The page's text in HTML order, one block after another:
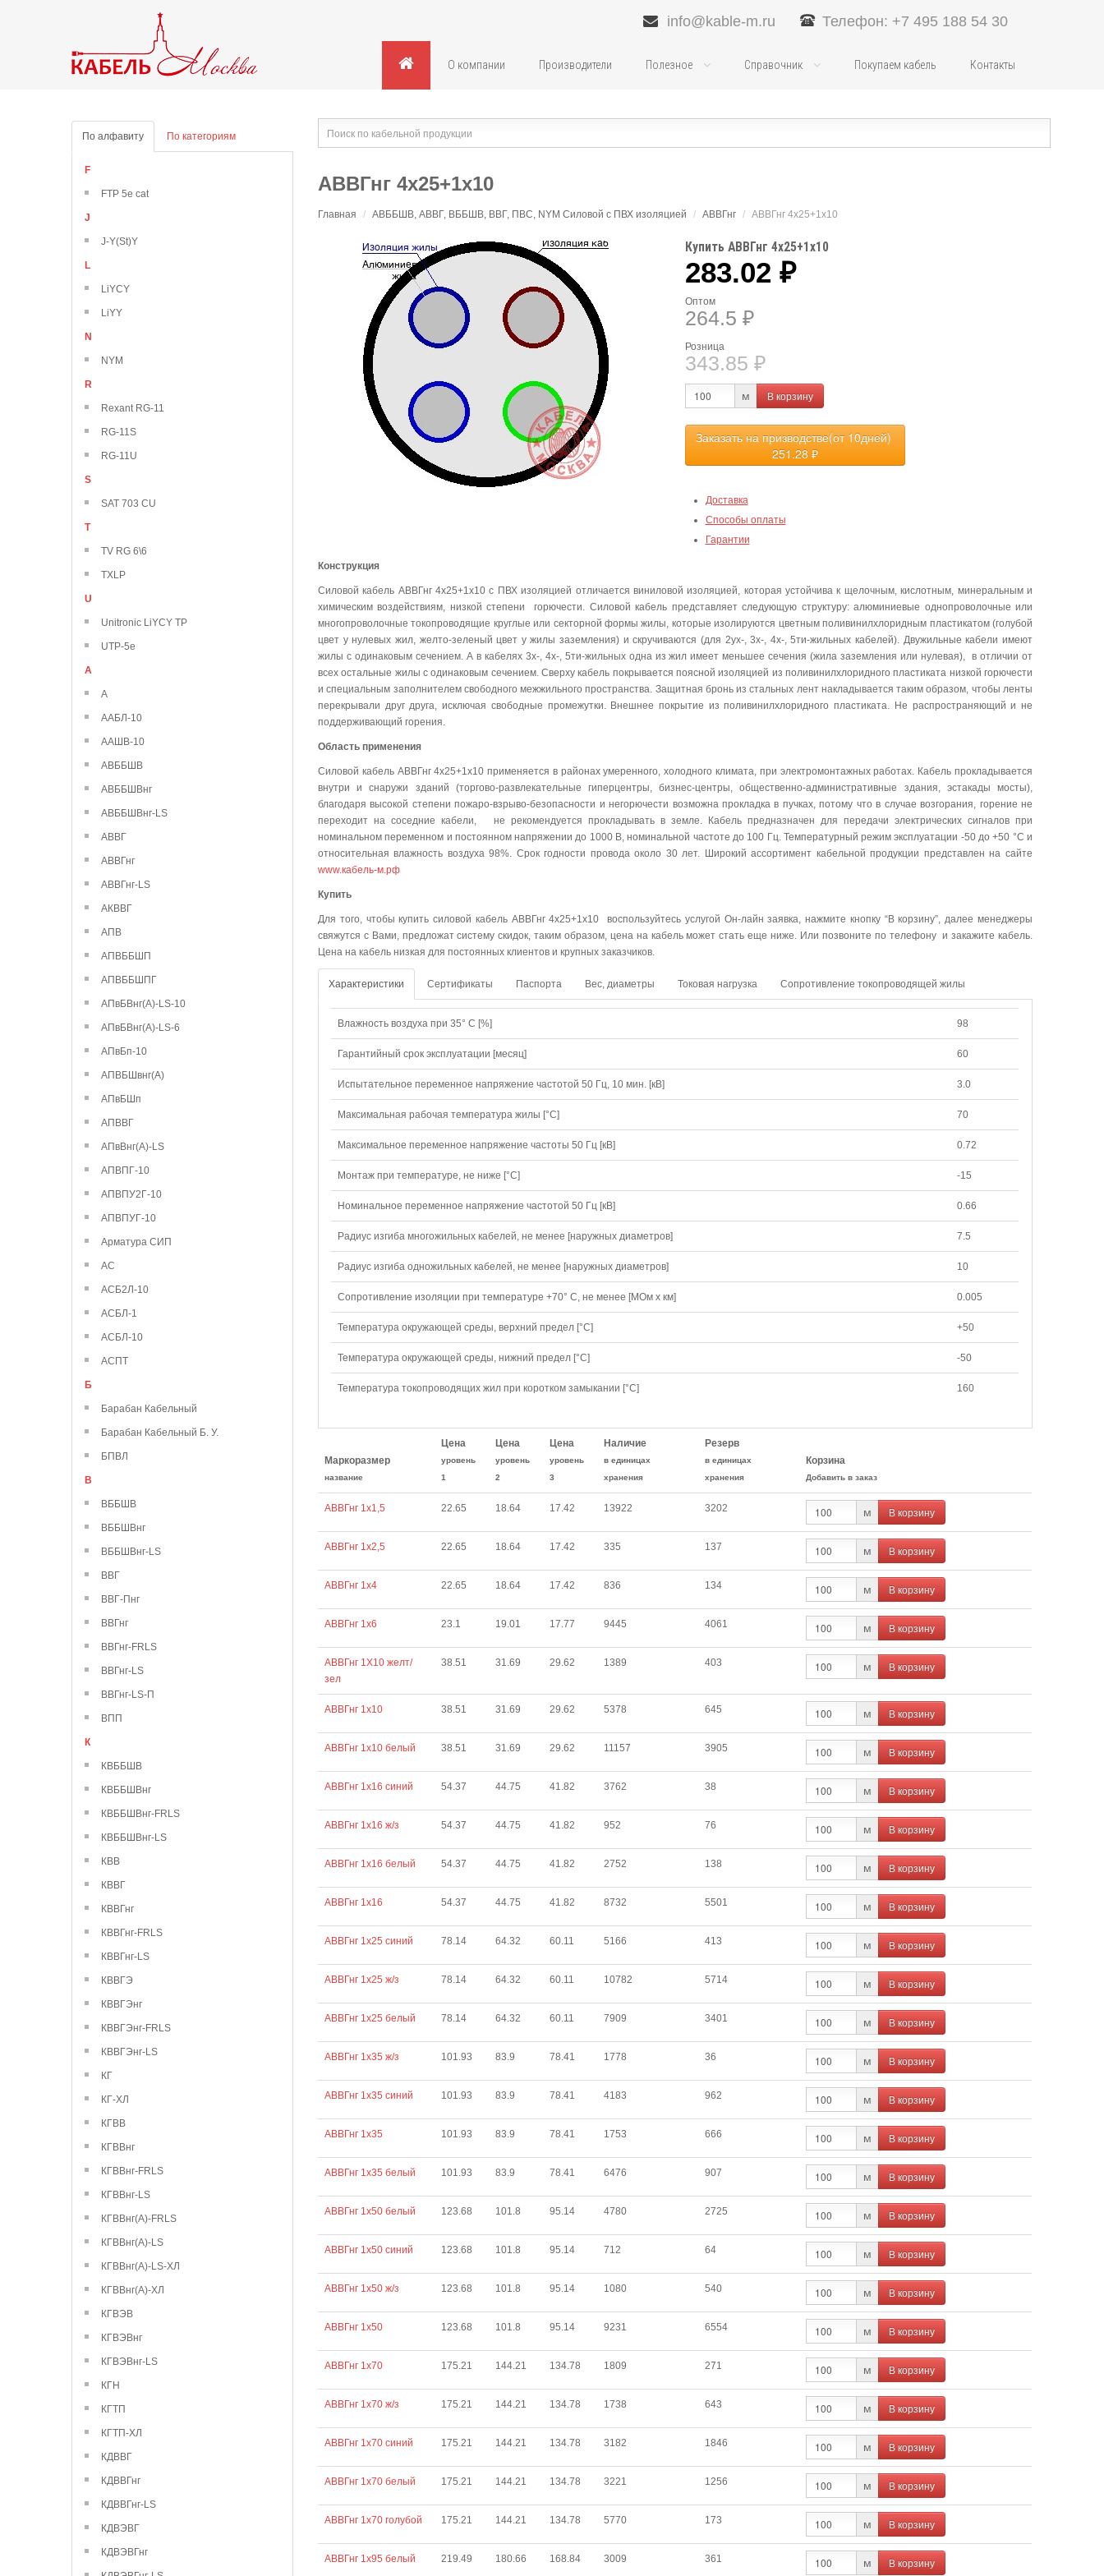
info@kable-m.ru Телефон: +7 495 188 54 30
О компании Производители Полезное Справочник Покупаем кабель Контакты
По алфавиту По категориям
F
FTP 5e cat
J
J-Y(St)Y
L
LiYCY
LiYY
N
NYM
R
Rexant RG-11
RG-11S
RG-11U
S
SAT 703 CU
T
TV RG 6\6
TXLP
U
Unitronic LiYCY TP
UTP-5e
А
А
ААБЛ-10
ААШВ-10
АВББШВ
АВББШВнг
АВББШВнг-LS
АВВГ
АВВГнг
АВВГнг-LS
АКВВГ
АПВ
АПВББШП
АПВББШПГ
АПвБВнг(А)-LS-10
АПвБВнг(А)-LS-6
АПвБп-10
АПВБШвнг(А)
АПвБШп
АПВВГ
АПвВнг(А)-LS
АПВПГ-10
АПВПУ2Г-10
АПВПУГ-10
Арматура СИП
АС
АСБ2Л-10
АСБЛ-1
АСБЛ-10
АСПТ
Б
Барабан Кабельный
Барабан Кабельный Б. У.
БПВЛ
В
ВББШВ
ВББШВнг
ВББШВнг-LS
ВВГ
ВВГ-Пнг
ВВГнг
ВВГнг-FRLS
ВВГнг-LS
ВВГнг-LS-П
ВПП
К
КВББШВ
КВББШВнг
КВББШВнг-FRLS
КВББШВнг-LS
КВВ
КВВГ
КВВГнг
КВВГнг-FRLS
КВВГнг-LS
КВВГЭ
КВВГЭнг
КВВГЭнг-FRLS
КВВГЭнг-LS
КГ
КГ-ХЛ
КГВВ
КГВВнг
КГВВнг-FRLS
КГВВнг-LS
КГВВнг(А)-FRLS
КГВВнг(А)-LS
КГВВнг(А)-LS-ХЛ
КГВВнг(А)-ХЛ
КГВЭВ
КГВЭВнг
КГВЭВнг-LS
КГН
КГТП
КГТП-ХЛ
КДВВГ
КДВВГнг
КДВВГнг-LS
КДВЭВГ
КДВЭВГнг
АВВГнг 4х25+1х10
Главная / АВББШВ, АВВГ, ВББШВ, ВВГ, ПВС, NYM Силовой с ПВХ изоляцией / АВВГнг / АВВГнг 4х25+1х10
Купить АВВГнг 4х25+1х10
283.02 ₽
Оптом
264.5 ₽
Розница
343.85 ₽
м В корзину
Заказать на призводстве(от 10дней)
251.28 ₽
Доставка
Способы оплаты
Гарантии
Конструкция
Силовой кабель АВВГнг 4х25+1х10 с ПВХ изоляцией отличается виниловой изоляцией, которая устойчива к щелочным, кислотным, минеральным и
химическим воздействиям, низкой степени горючести. Силовой кабель представляет следующую структуру: алюминиевые однопроволочные или
многопроволочные токопроводящие круглые или секторной формы жилы, которые изолируются цветным поливинилхлоридным пластикатом (голубой
цвет у нулевых жил, желто-зеленый цвет у жилы заземления) и скручиваются (для 2ух-, 3х-, 4х-, 5ти-жильных кабелей). Двужильные кабели имеют
жилы с одинаковым сечением. А в кабелях 3х-, 4х-, 5ти-жильных одна из жил имеет меньшее сечения (жила заземления или нулевая), в отличии от
всех остальные жилы с одинаковым сечением. Сверху кабель покрывается поясной изоляцией из поливинилхлоридного пластиката низкой горючести
и специальным заполнителем свободного межжильного пространства. Защитная бронь из стальных лент накладывается таким образом, чтобы ленты
перекрывали друг друга, исключая свободные промежутки. Внешнее покрытие из поливинилхлоридного пластиката. Не распространяющий и не
поддерживающий горения.
Область применения
Силовой кабель АВВГнг 4х25+1х10 применяется в районах умеренного, холодного климата, при электромонтажных работах. Кабель прокладывается
внутри и снаружи зданий (торгово-развлекательные гиперцентры, бизнес-центры, общественно-административные здания, эстакады мосты),
благодаря высокой степени пожаро-взрыво-безопасности и негорючести возможна прокладка в пучках, потому что в случае возгорания, горение не
переходит на соседние кабели, не рекомендуется прокладывать в земле. Кабель предназначен для передачи электрических сигналов при
номинальном переменном и постоянном напряжении до 1000 В, номинальной частоте до 100 Гц. Температурный режим эксплуатации -50 до +50 °C и
относительная влажность воздуха 98%. Срок годности провода около 30 лет. Широкий ассортимент кабельной продукции представлен на сайте
www.кабель-м.рф
Купить
Для того, чтобы купить силовой кабель АВВГнг 4х25+1х10 воспользуйтесь услугой Он-лайн заявка, нажмите кнопку “В корзину”, далее менеджеры
свяжутся с Вами, предложат систему скидок, таким образом, цена на кабель может стать еще ниже. Или позвоните по телефону и закажите кабель.
Цена на кабель низкая для постоянных клиентов и крупных заказчиков.
Характеристики Сертификаты Паспорта Вес, диаметры Токовая нагрузка Сопротивление токопроводящей жилы
Влажность воздуха при 35° C [%] 98
Гарантийный срок эксплуатации [месяц] 60
Испытательное переменное напряжение частотой 50 Гц, 10 мин. [кВ] 3.0
Максимальная рабочая температура жилы [°С] 70
Максимальное переменное напряжение частоты 50 Гц [кВ] 0.72
Монтаж при температуре, не ниже [°C] -15
Номинальное переменное напряжение частотой 50 Гц [кВ] 0.66
Радиус изгиба многожильных кабелей, не менее [наружных диаметров] 7.5
Радиус изгиба одножильных кабелей, не менее [наружных диаметров] 10
Сопротивление изоляции при температуре +70° С, не менее [МОм х км] 0.005
Температура окружающей среды, верхний предел [°C] +50
Температура окружающей среды, нижний предел [°C] -50
Температура токопроводящих жил при коротком замыкании [°С] 160
Маркоразмер
название
Цена
уровень
1
Цена
уровень
2
Цена
уровень
3
Наличие
в единицах
хранения
Резерв
в единицах
хранения
Корзина
Добавить в заказ
АВВГнг 1х1,5 22.65 18.64 17.42 13922 3202 м В корзину
АВВГнг 1х2,5 22.65 18.64 17.42 335 137 м В корзину
АВВГнг 1х4 22.65 18.64 17.42 836 134 м В корзину
АВВГнг 1х6 23.1 19.01 17.77 9445 4061 м В корзину
АВВГнг 1Х10 желт/
зел
38.51 31.69 29.62 1389 403 м В корзину
АВВГнг 1х10 38.51 31.69 29.62 5378 645 м В корзину
АВВГнг 1х10 белый 38.51 31.69 29.62 11157 3905 м В корзину
АВВГнг 1х16 синий 54.37 44.75 41.82 3762 38 м В корзину
АВВГнг 1х16 ж/з 54.37 44.75 41.82 952 76 м В корзину
АВВГнг 1х16 белый 54.37 44.75 41.82 2752 138 м В корзину
АВВГнг 1х16 54.37 44.75 41.82 8732 5501 м В корзину
АВВГнг 1х25 синий 78.14 64.32 60.11 5166 413 м В корзину
АВВГнг 1х25 ж/з 78.14 64.32 60.11 10782 5714 м В корзину
АВВГнг 1х25 белый 78.14 64.32 60.11 7909 3401 м В корзину
АВВГнг 1х35 ж/з 101.93 83.9 78.41 1778 36 м В корзину
АВВГнг 1х35 синий 101.93 83.9 78.41 4183 962 м В корзину
АВВГнг 1х35 101.93 83.9 78.41 1753 666 м В корзину
АВВГнг 1х35 белый 101.93 83.9 78.41 6476 907 м В корзину
АВВГнг 1х50 белый 123.68 101.8 95.14 4780 2725 м В корзину
АВВГнг 1х50 синий 123.68 101.8 95.14 712 64 м В корзину
АВВГнг 1х50 ж/з 123.68 101.8 95.14 1080 540 м В корзину
АВВГнг 1х50 123.68 101.8 95.14 9231 6554 м В корзину
АВВГнг 1х70 175.21 144.21 134.78 1809 271 м В корзину
АВВГнг 1х70 ж/з 175.21 144.21 134.78 1738 643 м В корзину
АВВГнг 1х70 синий 175.21 144.21 134.78 3182 1846 м В корзину
АВВГнг 1х70 белый 175.21 144.21 134.78 3221 1256 м В корзину
АВВГнг 1х70 голубой 175.21 144.21 134.78 5770 173 м В корзину
АВВГнг 1х95 белый 219.49 180.66 168.84 3009 361 м В корзину